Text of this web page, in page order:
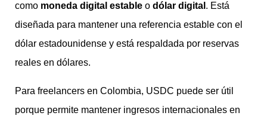
como moneda digital estable o dólar digital . Está
diseñada para mantener una referencia estable con el
dólar estadounidense y está respaldada por reservas
reales en dólares.
Para freelancers en Colombia, USDC puede ser útil
porque permite mantener ingresos internacionales en